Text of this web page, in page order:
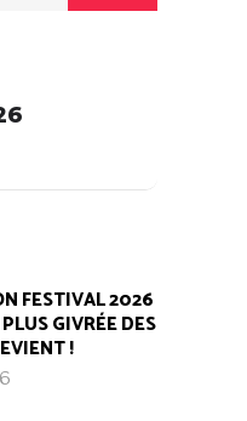
FESTIVAL 2026
GIVRÉE DES
!